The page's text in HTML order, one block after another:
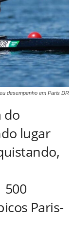
desempenho em Paris DR
do
lugar
500
Paris-